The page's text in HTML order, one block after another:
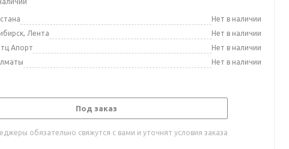
Нет в наличии
Лента
Нет в наличии
Апорт
Нет в наличии
Нет в наличии
Под заказ
обязательно свяжутся с вами и уточнят условия заказа